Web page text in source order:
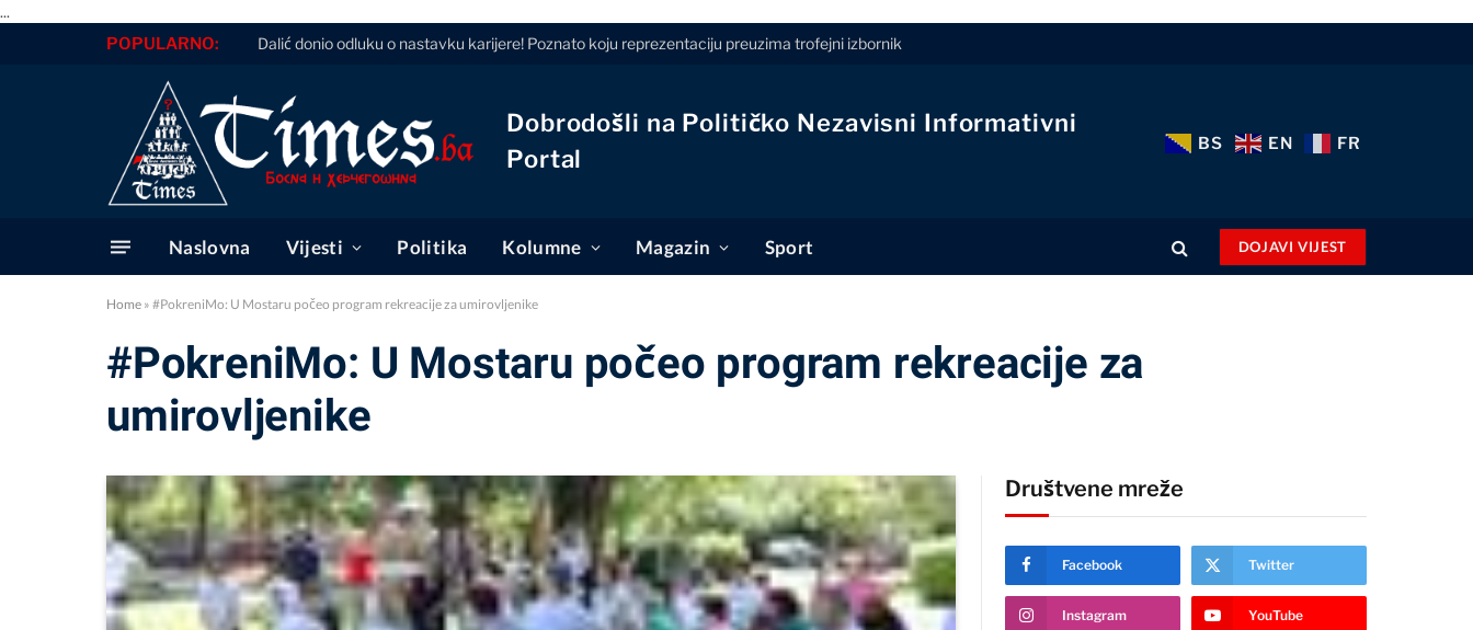
...
POPULARNO: Dalić donio odluku o nastavku karijere! Poznato koju reprezentaciju preuzima trofejni izbornik
Dobrodošli na Političko Nezavisni Informativni
Portal
BS EN FR
Naslovna Vijesti Politika Kolumne Magazin Sport DOJAVI VIJEST
Home » #PokreniMo: U Mostaru počeo program rekreacije za umirovljenike
#PokreniMo: U Mostaru počeo program rekreacije za
umirovljenike
Društvene mreže
Facebook Twitter
Instagram YouTube